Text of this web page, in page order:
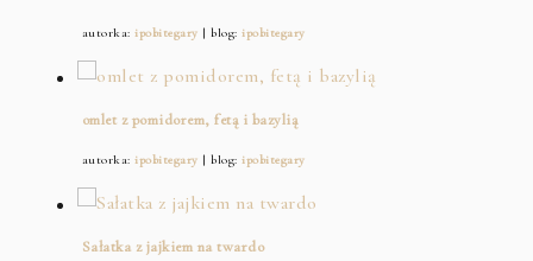
autorka:ipobitegary | blog:ipobitegary
omlet z pomidorem, fetą i bazylią
autorka:ipobitegary | blog:ipobitegary
Sałatka z jajkiem na twardo